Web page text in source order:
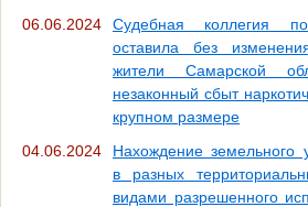
06.06.2024
Судебная коллегия
оставила без
жители Самарской
незаконный сбыт
крупном размере
04.06.2024
Нахождение земельного
в разных
видами разрешенного